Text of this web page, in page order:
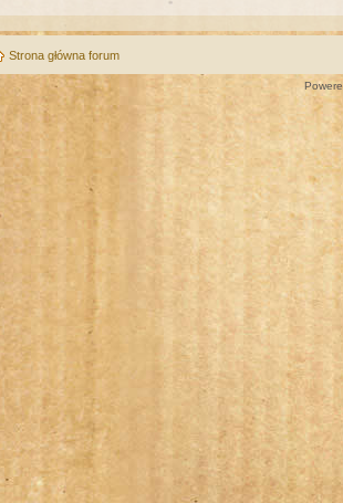
Strona główna forum